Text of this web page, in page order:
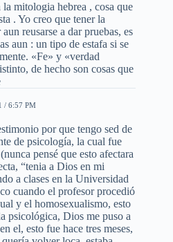
mitologia hebrea , cosa que
. Yo creo que tener la
reusarse a dar pruebas, es
aun : un tipo de estafa si se
«Fe» y «verdad
de hecho son cosas que
/ 6:57 PM
por que tengo sed de
de psicología, la cual fue
pensé que esto afectara
“tenia a Dios en mi
a clases en la Universidad
cuando el profesor procedió
y el homosexualismo, esto
psicológica, Dios me puso a
el, esto fue hace tres meses,